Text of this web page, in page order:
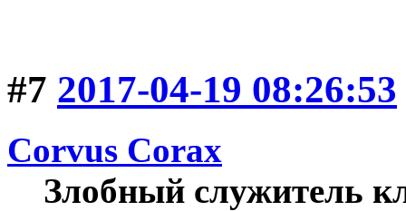
#7 2017-04-19 08:26:53
Corvus Corax
Злобный служитель